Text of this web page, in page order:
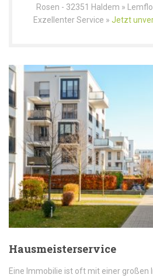
Rosen - 32351 Haldem »
Exzellenter Service » Jetzt
Hausmeisterservice
Eine Immobilie ist oft mit einer großen